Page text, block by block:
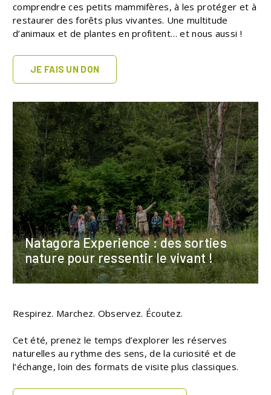
comprendre ces petits mammifères, à les protéger et à
restaurer des forêts plus vivantes. Une multitude
d’animaux et de plantes en profitent… et nous aussi !
JE FAIS UN DON
Natagora Experience : des sorties
nature pour ressentir le vivant !
Respirez. Marchez. Observez. Écoutez.
Cet été, prenez le temps d’explorer les réserves
naturelles au rythme des sens, de la curiosité et de
l’échange, loin des formats de visite plus classiques.